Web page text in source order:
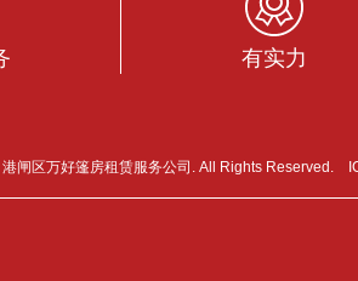
有实力
闸区万好篷房租赁服务公司. All Rights Reserved.